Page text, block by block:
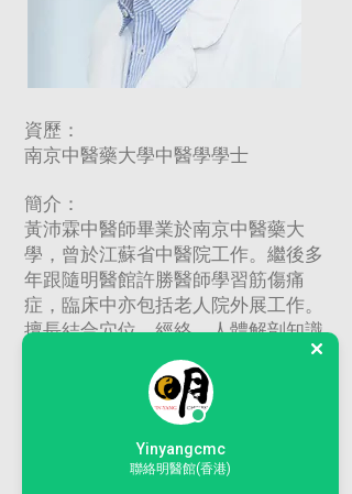
資歷：
南京中醫藥大學中醫學學士
簡介：
黃沛霖中醫師畢業於南京中醫藥大
學，曾於江蘇省中醫院工作。繼後多
年跟隨明醫館許勝醫師學習筋傷痛
症，臨床中亦包括老人院外展工作。
擅長結合穴位、經絡、人體解剖知識
進行針灸、推拿、骨傷復位等治療。
對於筋傷等各種痛症、中風、面癱、
耳鳴等疾病和小兒推拿有較深入的認
識。並多年來擔任僱員再培訓局（
課程導師，主要教授學員筋骨
）相關課程。
Yinyangcmc
聯絡明醫館(香港)